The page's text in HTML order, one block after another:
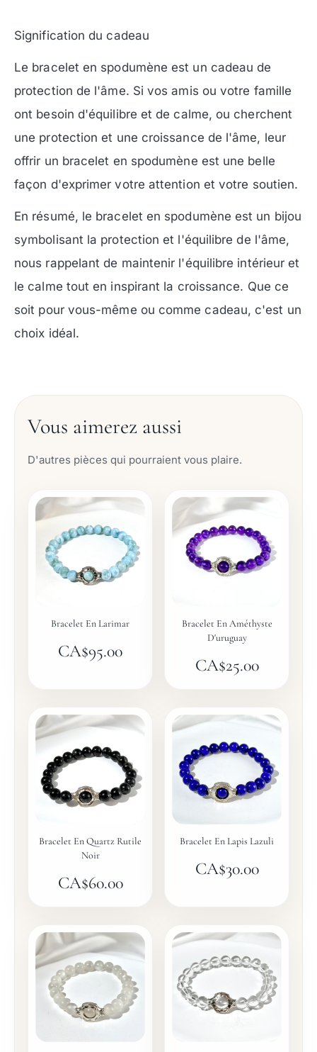
Signification du cadeau
Le bracelet en spodumène est un cadeau de
protection de l'âme. Si vos amis ou votre famille
ont besoin d'équilibre et de calme, ou cherchent
une protection et une croissance de l'âme, leur
offrir un bracelet en spodumène est une belle
façon d'exprimer votre attention et votre soutien.
En résumé, le bracelet en spodumène est un bijou
symbolisant la protection et l'équilibre de l'âme,
nous rappelant de maintenir l'équilibre intérieur et
le calme tout en inspirant la croissance. Que ce
soit pour vous-même ou comme cadeau, c'est un
choix idéal.
Vous aimerez aussi
D'autres pièces qui pourraient vous plaire.
Bracelet En Larimar
CA$95.00
Bracelet En Améthyste
D'uruguay
CA$25.00
Bracelet En Quartz Rutile
Noir
CA$60.00
Bracelet En Lapis Lazuli
CA$30.00